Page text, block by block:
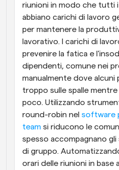
riunioni in modo che tutti
abbiano carichi di lavoro
per mantenere la
lavorativo. I carichi di
prevenire la fatica e
dipendenti, comune nei
manualmente dove
troppo sulle spalle
poco. Utilizzando
round-robin nel software
team si riducono le
spesso accompagnano
di gruppo.
orari delle riunioni in base